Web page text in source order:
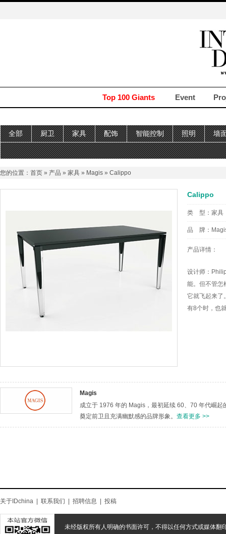
Top 100 Giants Event
全部 厨卫 家具 配饰 智能控制 照明 墙
您的位置： 首页 » 产品 » 家具 » Magis » Calippo
Calippo
类 型： 家具
品 牌：
产品详情：
设计师：
能。但不管怎
它就飞起来了
有8个时，也
Magis
成立于 1976 年的 Magis，最初延续 60、70 年代崛
奠定前卫且充满幽默感的品牌形象。 查看更多 >>
关于IDchina 联系我们 招聘信息 投稿
未经版权所有人明确的书面许可，不得以任何方式或媒体翻